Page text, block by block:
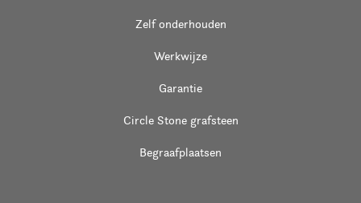
Zelf onderhouden
Werkwijze
Garantie
Circle Stone grafsteen
Begraafplaatsen